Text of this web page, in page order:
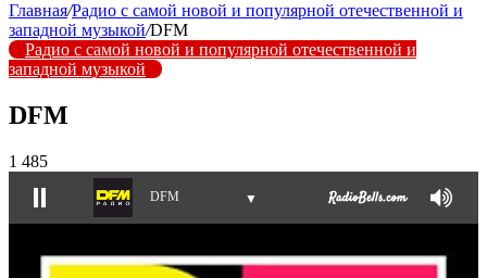
Главная/Радио с самой новой и популярной отечественной и
западной музыкой/DFM
Радио с самой новой и популярной отечественной и
западной музыкой
DFM
1 485
DFM ▼